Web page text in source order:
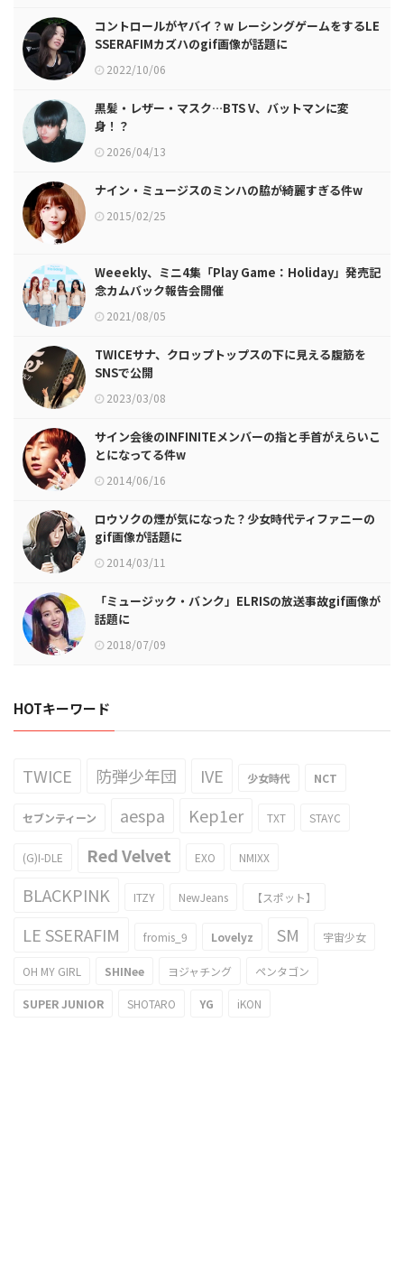
コントロールがヤバイ？w レーシングゲームをするLE
SSERAFIMカズハのgif画像が話題に
2022/10/06
黒髪・レザー・マスク…BTS V、バットマンに変
身！？
2026/04/13
ナイン・ミュージスのミンハの脇が綺麗すぎる件w
2015/02/25
Weeekly、ミニ4集「Play Game：Holiday」発売記
念カムバック報告会開催
2021/08/05
TWICEサナ、クロップトップスの下に見える腹筋を
SNSで公開
2023/03/08
サイン会後のINFINITEメンバーの指と手首がえらいこ
とになってる件w
2014/06/16
ロウソクの煙が気になった？少女時代ティファニーの
gif画像が話題に
2014/03/11
「ミュージック・バンク」ELRISの放送事故gif画像が
話題に
2018/07/09
HOTキーワード
TWICE 防弾少年団 IVE 少女時代 NCT
セブンティーン aespa Kep1er TXT STAYC
(G)I-DLE Red Velvet EXO NMIXX
BLACKPINK ITZY NewJeans 【スポット】
LE SSERAFIM fromis_9 Lovelyz SM 宇宙少女
OH MY GIRL SHINee ヨジャチング ペンタゴン
SUPER JUNIOR SHOTARO YG iKON